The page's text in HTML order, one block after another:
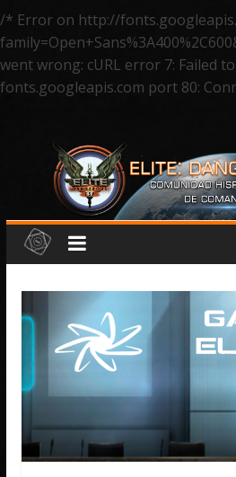
/* Error on http://
went wrong: cURL error 7: Failed
fonts.googleapis.com port 80: